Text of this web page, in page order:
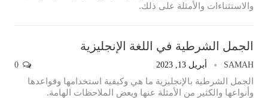
والاستثناءات والأمثلة على ذلك.
الجمل الشرطية في اللغة الإنجليزية
SAMAH أبريل 13, 2023
الجمل الشرطية بالإنجليزية ما هي وكيفية استخدامها وقواعدها
وأنواعها والكثير من الأمثلة عنها وبعض الملاحظات الهامة.